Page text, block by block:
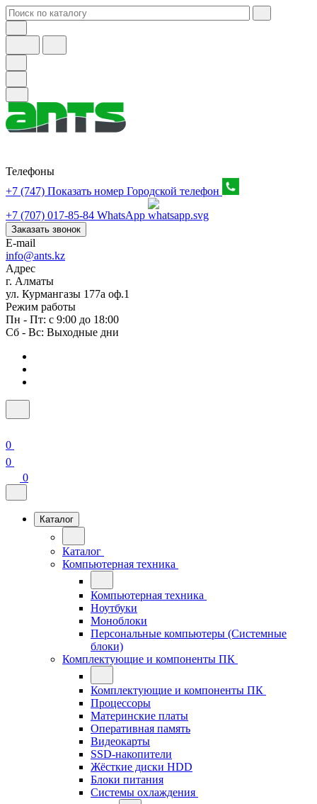
Телефоны
+7 (747) Показать номер Городской телефон
+7 (707) 017-85-84 WhatsApp
Заказать звонок
E-mail
info@ants.kz
Адрес
г. Алматы
ул. Курмангазы 177а оф.1
Режим работы
Пн - Пт: с 9:00 до 18:00
Сб - Вс: Выходные дни
0
0
0
Каталог
Каталог
Компьютерная техника
Компьютерная техника
Ноутбуки
Моноблоки
Персональные компьютеры (Системные
блоки)
Комплектующие и компоненты ПК
Комплектующие и компоненты ПК
Процессоры
Материнские платы
Оперативная память
Видеокарты
SSD-накопители
Жёсткие диски HDD
Блоки питания
Системы охлаждения